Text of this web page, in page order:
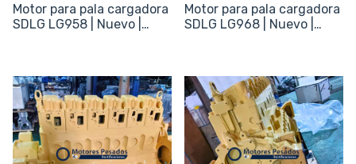
Motor para pala cargadora
SDLG LG958 | Nuevo |
Motor para pala cargadora
SDLG LG968 | Nuevo |
1/4 1/4